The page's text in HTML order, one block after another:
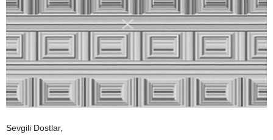
Sevgili Dostlar,